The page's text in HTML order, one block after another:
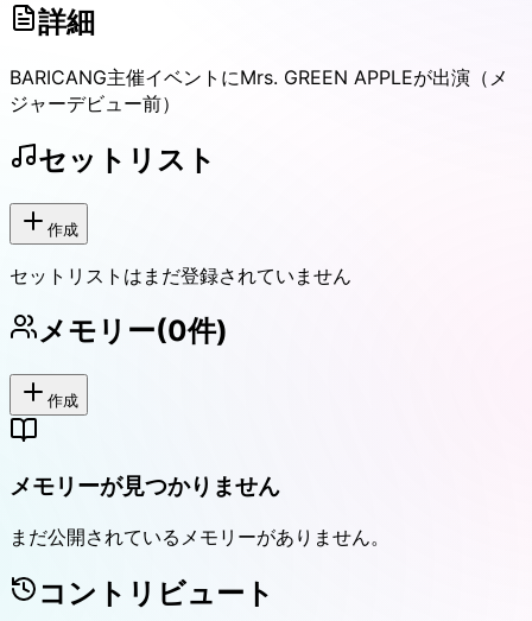
詳細
BARICANG主催イベントにMrs. GREEN APPLEが出演（メ
ジャーデビュー前）
セットリスト
作成
セットリストはまだ登録されていません
メモリー(0件)
作成
メモリーが見つかりません
まだ公開されているメモリーがありません。
コントリビュート